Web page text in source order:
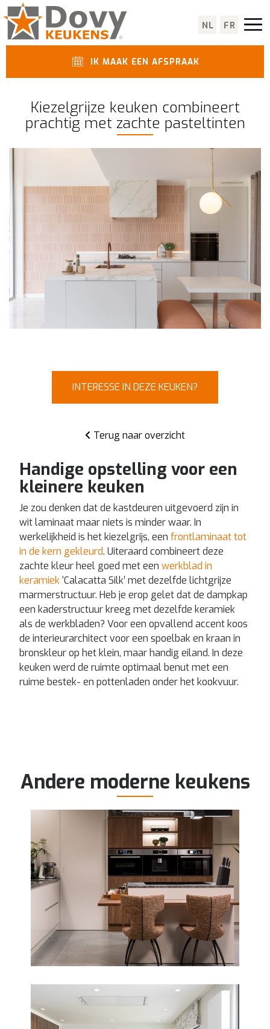
NL FR
IK MAAK EEN AFSPRAAK
Kiezelgrijze keuken combineert
prachtig met zachte pasteltinten
INTERESSE IN DEZE KEUKEN?
Terug naar overzicht
Handige opstelling voor een
kleinere keuken
Je zou denken dat de kastdeuren uitgevoerd zijn in
wit laminaat maar niets is minder waar. In
werkelijkheid is het kiezelgrijs, eenfrontlaminaat tot
in de kern gekleurd. Uiteraard combineert deze
zachte kleur heel goed met eenwerkblad in
keramiek‘Calacatta Silk’ met dezelfde lichtgrijze
marmerstructuur. Heb je erop gelet dat de dampkap
een kaderstructuur kreeg met dezelfde keramiek
als de werkbladen? Voor een opvallend accent koos
de interieurarchitect voor een spoelbak en kraan in
bronskleur op het klein, maar handig eiland. In deze
keuken werd de ruimte optimaal benut met een
ruime bestek- en pottenladen onder het kookvuur.
Andere moderne keukens